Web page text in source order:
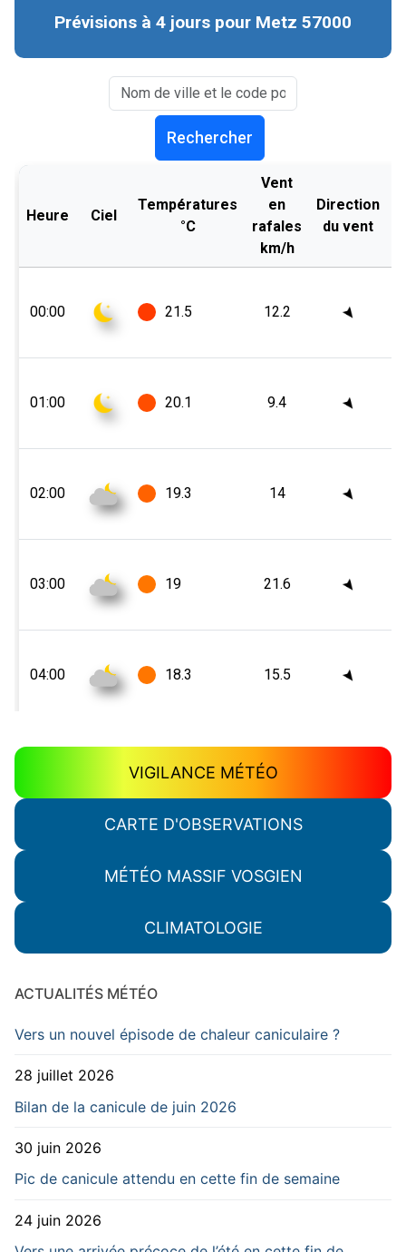
VIGILANCE MÉTÉO
CARTE D'OBSERVATIONS
MÉTÉO MASSIF VOSGIEN
CLIMATOLOGIE
ACTUALITÉS MÉTÉO
Vers un nouvel épisode de chaleur caniculaire ?
28 juillet 2026
Bilan de la canicule de juin 2026
30 juin 2026
Pic de canicule attendu en cette fin de semaine
24 juin 2026